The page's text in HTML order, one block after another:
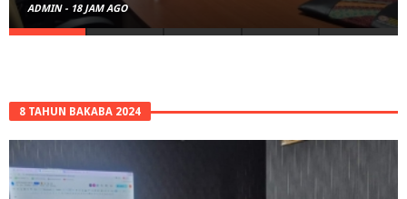
ADMIN - 21 JAM AGO
8 TAHUN BAKABA 2024